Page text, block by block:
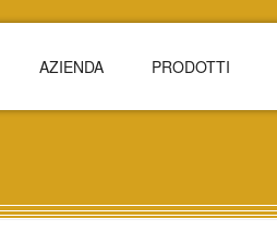
AZIENDA PRODOTTI